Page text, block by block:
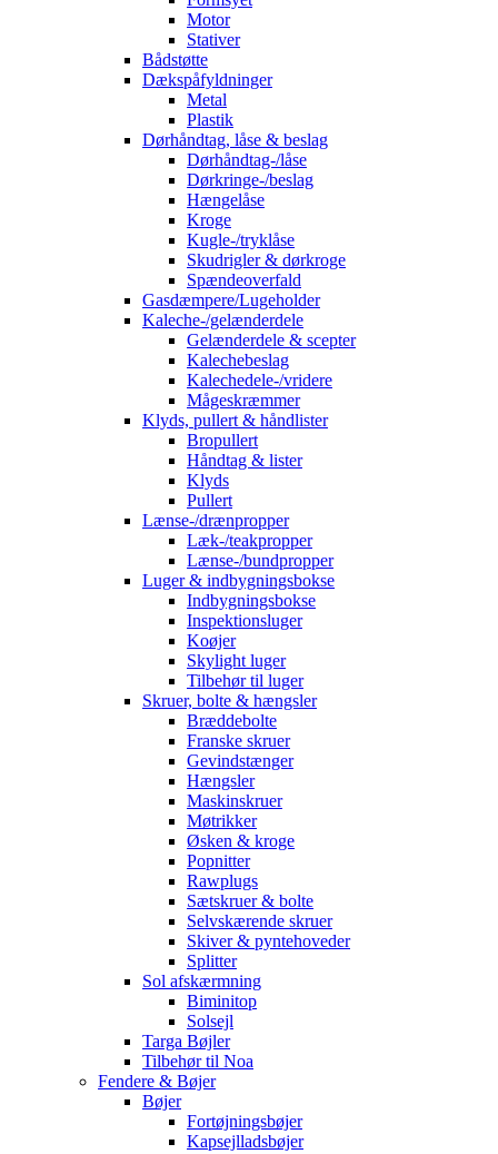
Motor
Stativer
Bådstøtte
Dækspåfyldninger
Metal
Plastik
Dørhåndtag, låse & beslag
Dørhåndtag-/låse
Dørkringe-/beslag
Hængelåse
Kroge
Kugle-/tryklåse
Skudrigler & dørkroge
Spændeoverfald
Gasdæmpere/Lugeholder
Kaleche-/gelænderdele
Gelænderdele & scepter
Kalechebeslag
Kalechedele-/vridere
Mågeskræmmer
Klyds, pullert & håndlister
Bropullert
Håndtag & lister
Klyds
Pullert
Lænse-/drænpropper
Læk-/teakpropper
Lænse-/bundpropper
Luger & indbygningsbokse
Indbygningsbokse
Inspektionsluger
Koøjer
Skylight luger
Tilbehør til luger
Skruer, bolte & hængsler
Bræddebolte
Franske skruer
Gevindstænger
Hængsler
Maskinskruer
Møtrikker
Øsken & kroge
Popnitter
Rawplugs
Sætskruer & bolte
Selvskærende skruer
Skiver & pyntehoveder
Splitter
Sol afskærmning
Biminitop
Solsejl
Targa Bøjler
Tilbehør til Noa
Fendere & Bøjer
Bøjer
Fortøjningsbøjer
Kapsejlladsbøjer